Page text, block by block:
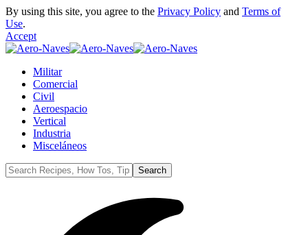
By using this site, you agree to the Privacy Policy and Terms of
Use.
Accept
Militar
Comercial
Civil
Aeroespacio
Vertical
Industria
Misceláneos